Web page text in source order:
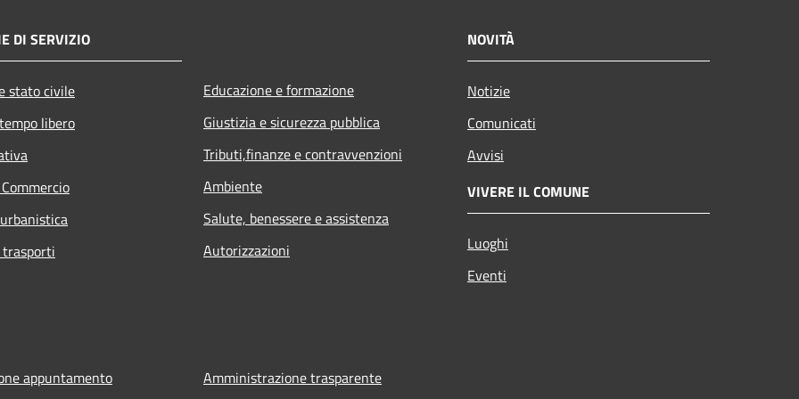
DI SERVIZIO
stato civile
libero
Educazione e formazione
Giustizia e sicurezza pubblica
Tributi,finanze e contravvenzioni
Ambiente
Salute, benessere e assistenza
Autorizzazioni
NOVITÀ
Notizie
Comunicati
Avvisi
VIVERE IL COMUNE
Luoghi
Eventi
appuntamento
Amministrazione trasparente